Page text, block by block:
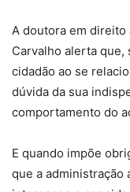
A doutora em direito
Carvalho alerta
cidadão ao se
dúvida da sua
comportamento do
E quando impõe
que a administração